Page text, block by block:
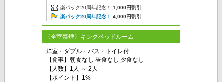
楽パック20周年記念！
1,000円割引
楽パック20周年記念！
4,000円割引
〈全室禁煙〉キングベッドルーム
洋室・ダブル・バス・トイレ付
【食事】朝食なし 昼食なし 夕食なし
【人数】1人 ～ 2人
【ポイント】1%